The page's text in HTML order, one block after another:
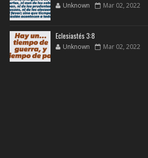
Unknown Mar 02, 2022
Eclesiastés 3:8
Unknown Mar 02, 2022